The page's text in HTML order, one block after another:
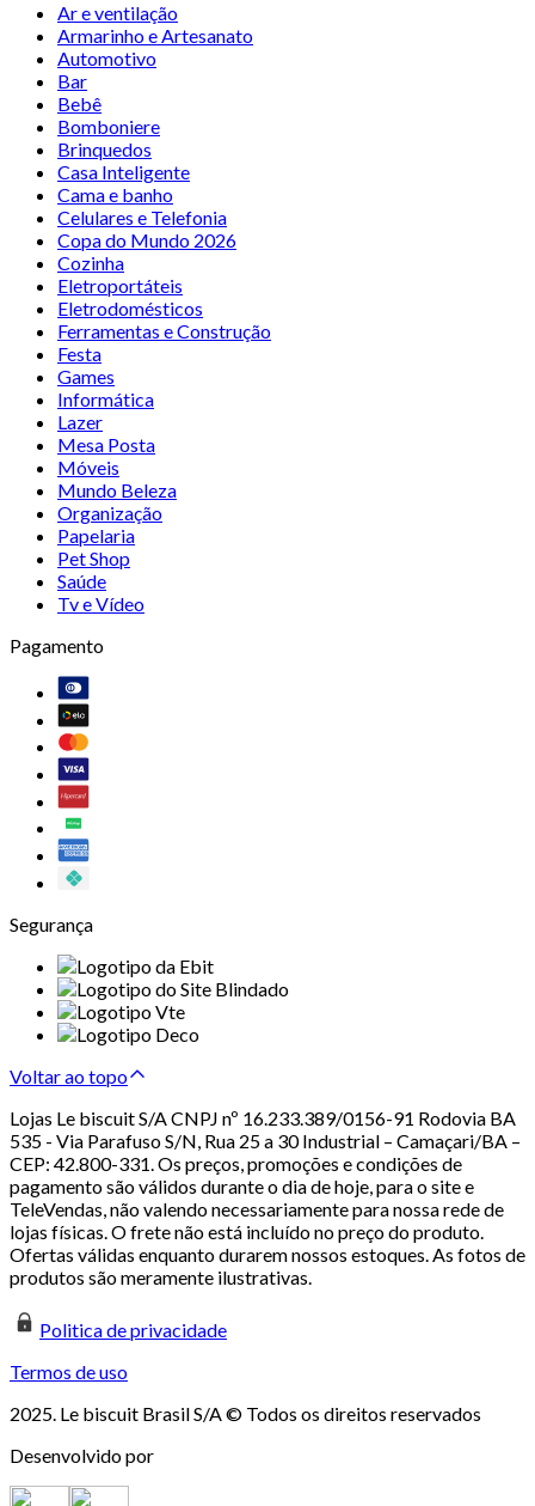
Ar e ventilação
Armarinho e Artesanato
Automotivo
Bar
Bebê
Bomboniere
Brinquedos
Casa Inteligente
Cama e banho
Celulares e Telefonia
Copa do Mundo 2026
Cozinha
Eletroportáteis
Eletrodomésticos
Ferramentas e Construção
Festa
Games
Informática
Lazer
Mesa Posta
Móveis
Mundo Beleza
Organização
Papelaria
Pet Shop
Saúde
Tv e Vídeo
Pagamento
Segurança
Voltar ao topo
Lojas Le biscuit S/A CNPJ nº 16.233.389/0156-91 Rodovia BA
535 - Via Parafuso S/N, Rua 25 a 30 Industrial – Camaçari/BA –
CEP: 42.800-331. Os preços, promoções e condições de
pagamento são válidos durante o dia de hoje, para o site e
TeleVendas, não valendo necessariamente para nossa rede de
lojas físicas. O frete não está incluído no preço do produto.
Ofertas válidas enquanto durarem nossos estoques. As fotos de
produtos são meramente ilustrativas.
Politica de privacidade
Termos de uso
2025. Le biscuit Brasil S/A © Todos os direitos reservados
Desenvolvido por